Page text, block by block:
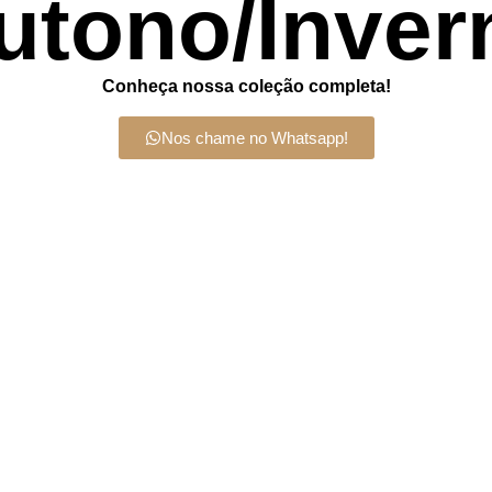
Conheça nossa coleção completa!
Nos chame no Whatsapp!